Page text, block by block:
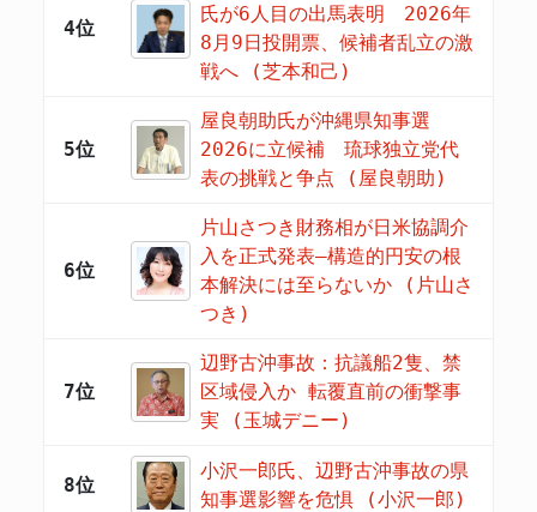
4位
氏が6人目の出馬表明 2026年
8月9日投開票、候補者乱立の激
戦へ (芝本和己)
5位
屋良朝助氏が沖縄県知事選
2026に立候補 琉球独立党代
表の挑戦と争点 (屋良朝助)
6位
片山さつき財務相が日米協調介
入を正式発表―構造的円安の根
本解決には至らないか (片山さ
つき)
7位
辺野古沖事故：抗議船2隻、禁
区域侵入か 転覆直前の衝撃事
実 (玉城デニー)
8位
小沢一郎氏、辺野古沖事故の県
知事選影響を危惧 (小沢一郎)